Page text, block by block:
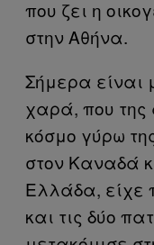
που ζει η
στην Αθήνα.
Σήμερα είναι
χαρά, που της
κόσμο γύρω
στον Καναδά
Ελλάδα, είχε
και τις δύο